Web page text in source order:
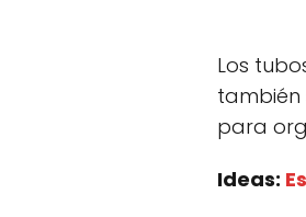
Los
también
para
Ideas: